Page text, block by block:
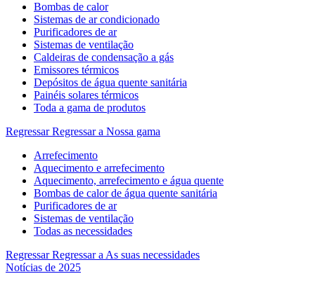
Bombas de calor
Sistemas de ar condicionado
Purificadores de ar
Sistemas de ventilação
Caldeiras de condensação a gás
Emissores térmicos
Depósitos de água quente sanitária
Painéis solares térmicos
Toda a gama de produtos
Regressar Regressar a Nossa gama
Arrefecimento
Aquecimento e arrefecimento
Aquecimento, arrefecimento e água quente
Bombas de calor de água quente sanitária
Purificadores de ar
Sistemas de ventilação
Todas as necessidades
Regressar Regressar a As suas necessidades
Notícias de 2025